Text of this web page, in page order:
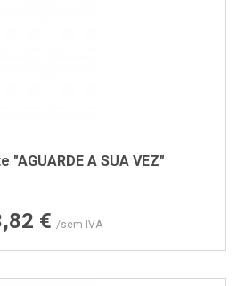
"AGUARDE A SUA VEZ"
Preço
€ /sem IVA